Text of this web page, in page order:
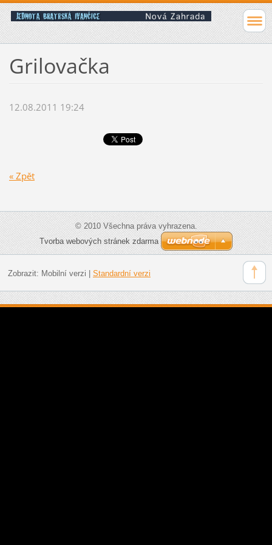
Grilovačka
12.08.2011 19:24
« Zpět
© 2010 Všechna práva vyhrazena.
Tvorba webových stránek zdarma
Zobrazit: Mobilní verzi Standardní verzi